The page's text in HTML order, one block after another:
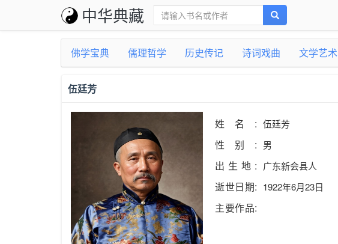
中华典藏
佛学宝典 儒理哲学 历史传记 诗词戏曲 文学艺术
伍廷芳
姓名: 伍廷芳
性别: 男
出生地: 广东新会县人
逝世日期: 1922年6月23日
主要作品: